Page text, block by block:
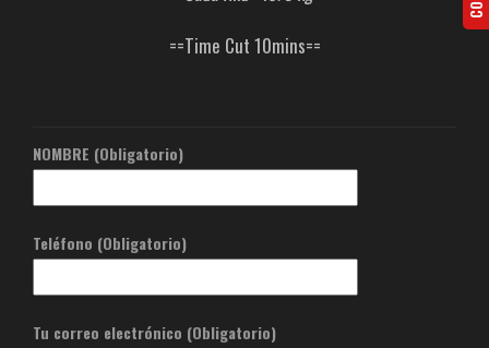
==Time Cut 10mins==
NOMBRE (Obligatorio)
Teléfono (Obligatorio)
Tu correo electrónico (Obligatorio)